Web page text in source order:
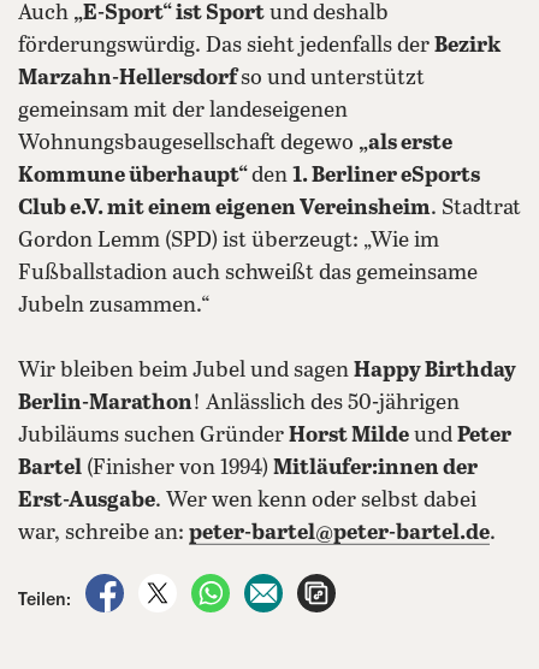
Auch „E-Sport“ ist Sport und deshalb
förderungswürdig. Das sieht jedenfalls der Bezirk
Marzahn-Hellersdorfso und unterstützt
gemeinsam mit der landeseigenen
Wohnungsbaugesellschaft degewo „als erste
Kommune überhaupt“den 1. Berliner eSports
Club e.V. mit einem eigenen Vereinsheim. Stadtrat
Gordon Lemm (SPD) ist überzeugt: „Wie im
Fußballstadion auch schweißt das gemeinsame
Jubeln zusammen.“
Wir bleiben beim Jubel und sagen Happy Birthday
Berlin-Marathon! Anlässlich des 50-jährigen
Jubiläums suchen Gründer Horst Milde und Peter
Bartel (Finisher von 1994) Mitläufer:innen der
Erst-Ausgabe. Wer wen kenn oder selbst dabei
war, schreibe an: peter-bartel@peter-bartel.de.
Teilen:
auf Facebook teilen
auf X teilenper WhatsApp teilen
per E-Mail teilen